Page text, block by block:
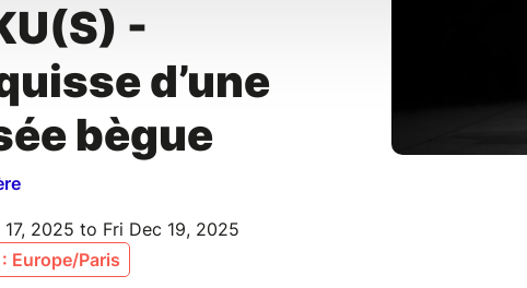
-
d’une
bègue
17, 2025 to Fri Dec 19, 2025
Europe/Paris